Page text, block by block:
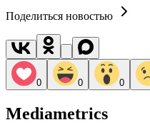
Поделиться новостью
0 0 0
Mediametrics